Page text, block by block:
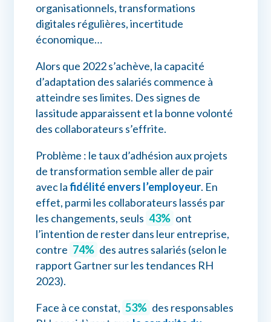
organisationnels, transformations
digitales régulières, incertitude
économique…
Alors que 2022 s’achève, la capacité
d’adaptation des salariés commence à
atteindre ses limites. Des signes de
lassitude apparaissent et la bonne volonté
des collaborateurs s’effrite.
Problème : le taux d’adhésion aux projets
de transformation semble aller de pair
avec lafidélité envers l’employeur. En
effet, parmi les collaborateurs lassés par
les changements, seuls 43% ont
l’intention de rester dans leur entreprise,
contre 74% des autres salariés (selon le
rapport Gartner sur les tendances RH
2023).
Face à ce constat, 53% des responsables